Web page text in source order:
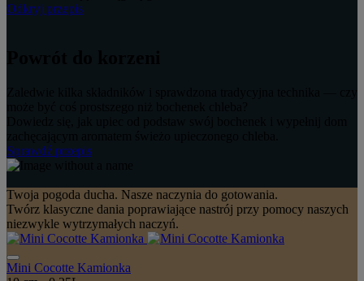
Odkryj przepis
Sprawdź przepis
Twoja pogoda ducha. Nasze naczynia do gotowania.
Twórz klasyczne dania poprawiające nastrój przy pomocy naszych
niezwykle wytrzymałych naczyń.
Mini Cocotte Kamionka